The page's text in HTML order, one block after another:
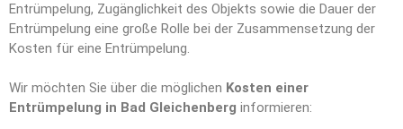
Entrümpelung, Zugänglichkeit des Objekts sowie die Dauer der
Entrümpelung eine große Rolle bei der Zusammensetzung der
Kosten für eine Entrümpelung.
Wir möchten Sie über die möglichen Kosten einer
Entrümpelung in Bad Gleichenberg informieren: